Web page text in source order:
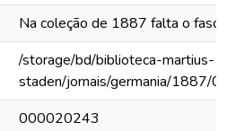
Na coleção de 1887 falta o
/storage/bd/biblioteca-martius-
staden/jornais/germania/1887/
000020243